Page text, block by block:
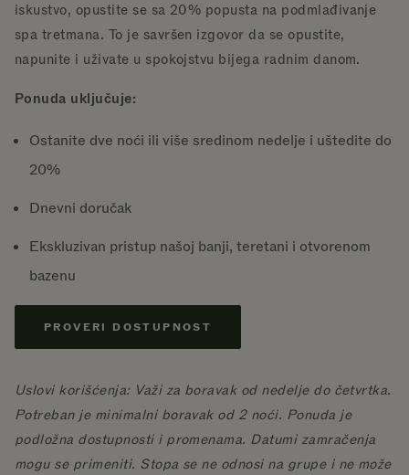
iskustvo, opustite se sa 20% popusta na podmlađivanje
spa tretmana. To je savršen izgovor da se opustite,
napunite i uživate u spokojstvu bijega radnim danom.
Ponuda uključuje:
Ostanite dve noći ili više sredinom nedelje i uštedite do
20%
Dnevni doručak
Ekskluzivan pristup našoj banji, teretani i otvorenom
bazenu
PROVERI DOSTUPNOST
Uslovi korišćenja: Važi za boravak od nedelje do četvrtka.
Potreban je minimalni boravak od 2 noći. Ponuda je
podložna dostupnosti i promenama. Datumi zamračenja
mogu se primeniti. Stopa se ne odnosi na grupe i ne može